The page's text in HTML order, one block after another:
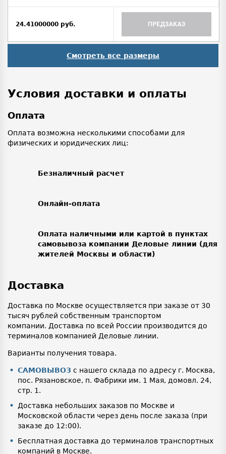
24.41000000 руб. ПРЕДЗАКАЗ
Смотреть все размеры
Условия доставки и оплаты
Оплата
Оплата возможна несколькими способами для
физических и юридических лиц:
Безналичный расчет
Онлайн-оплата
Оплата наличными или картой в пунктах
самовывоза компании Деловые линии (для
жителей Москвы и области)
Доставка
Доставка по Москве осуществляется при заказе от 30
тысяч рублей собственным транспортом
компании. Доставка по всей России производится до
терминалов компанией Деловые линии.
Варианты получения товара.
САМОВЫВОЗ с нашего склада по адресу г. Москва,
пос. Рязановское, п. Фабрики им. 1 Мая, домовл. 24,
стр. 1.
Доставка небольших заказов по Москве и
Московской области через день после заказа (при
заказе до 12:00).
Бесплатная доставка до терминалов транспортных
компаний в Москве.